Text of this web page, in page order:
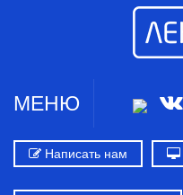
МЕНЮ
Написать нам